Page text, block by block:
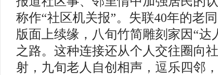
称作“社区机关报”。失联40年的老
版面上续缘，八旬竹简雕刻家因“达
之路。这种连接还从个人交往圈向
射，九旬老人自创相声，逗乐四邻